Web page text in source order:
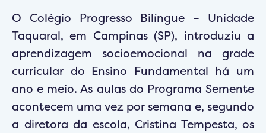
O Colégio Progresso Bilíngue – Unidade
Taquaral, em Campinas (SP), introduziu a
aprendizagem socioemocional na grade
curricular do Ensino Fundamental há um
ano e meio. As aulas do Programa Semente
acontecem uma vez por semana e, segundo
a diretora da escola, Cristina Tempesta, os